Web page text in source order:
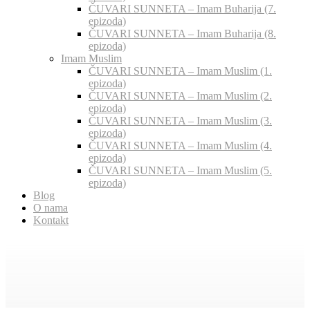
ČUVARI SUNNETA – Imam Buharija (7.
epizoda)
ČUVARI SUNNETA – Imam Buharija (8.
epizoda)
Imam Muslim
ČUVARI SUNNETA – Imam Muslim (1.
epizoda)
ČUVARI SUNNETA – Imam Muslim (2.
epizoda)
ČUVARI SUNNETA – Imam Muslim (3.
epizoda)
ČUVARI SUNNETA – Imam Muslim (4.
epizoda)
ČUVARI SUNNETA – Imam Muslim (5.
epizoda)
Blog
O nama
Kontakt